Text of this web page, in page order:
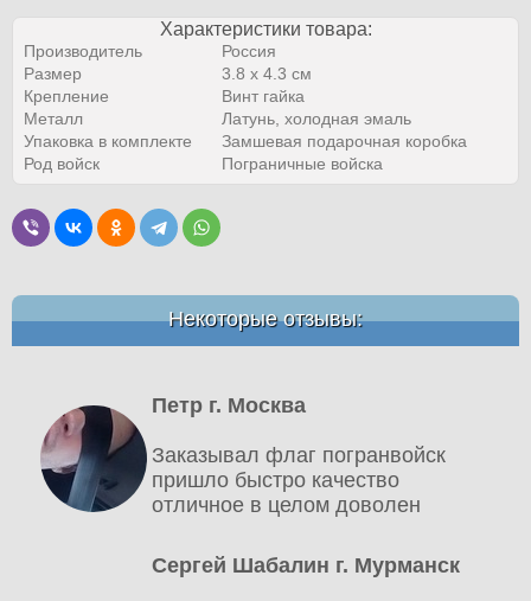
Характеристики товара:
Производитель
Россия
Размер
3.8 х 4.3 см
Крепление
Винт гайка
Металл
Латунь, холодная эмаль
Упаковка в комплекте
Замшевая подарочная коробка
Род войск
Пограничные войска
Некоторые отзывы:
Петр г. Москва
Заказывал флаг погранвойск
пришло быстро качество
отличное в целом доволен
Сергей Шабалин г. Мурманск